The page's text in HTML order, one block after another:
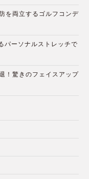
を両立するゴルフコンデ
パーソナルストレッチで
！驚きのフェイスアップ